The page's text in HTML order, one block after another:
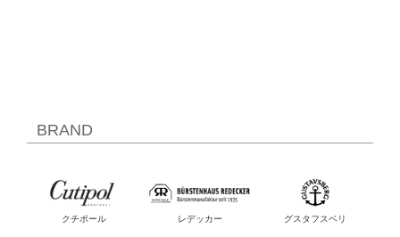
BRAND
クチポール レデッカー グスタフスベリ